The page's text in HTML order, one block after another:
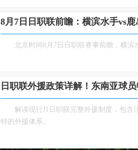
8月7日日职联前瞻：横滨水手vs鹿
北京时间8月7日日职联赛事前瞻，横滨
日职联外援政策详解！东南亚球
解读现行J1日职联完整外援制度，包
特的外援体系。